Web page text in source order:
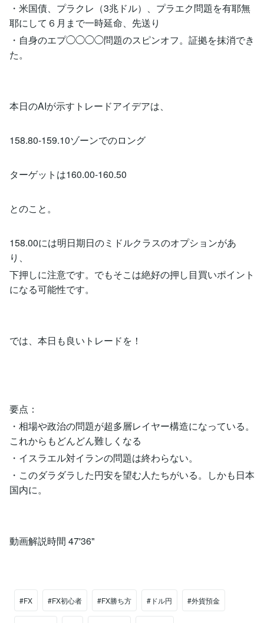
・米国債、プラクレ（3兆ドル）、プラエク問題を有耶無
耶にして６月まで一時延命、先送り
・自身のエプ◯◯◯◯問題のスピンオフ。証拠を抹消でき
た。
本日のAIが示すトレードアイデアは、
158.80-159.10ゾーンでのロング
ターゲットは160.00-160.50
とのこと。
158.00には明日期日のミドルクラスのオプションがあ
り、
下押しに注意です。でもそこは絶好の押し目買いポイント
になる可能性です。
では、本日も良いトレードを！
要点：
・相場や政治の問題が超多層レイヤー構造になっている。
これからもどんどん難しくなる
・イスラエル対イランの問題は終わらない。
・このダラダラした円安を望む人たちがいる。しかも日本
国内に。
動画解説時間 47'36"
#FX #FX初心者 #FX勝ち方 #ドル円 #外貨預金